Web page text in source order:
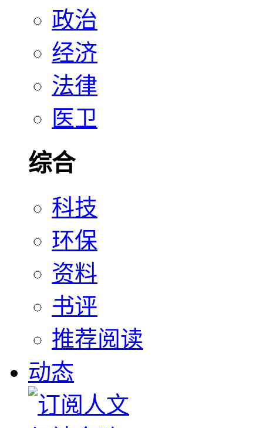
政治
经济
法律
医卫
综合
科技
环保
资料
书评
推荐阅读
动态